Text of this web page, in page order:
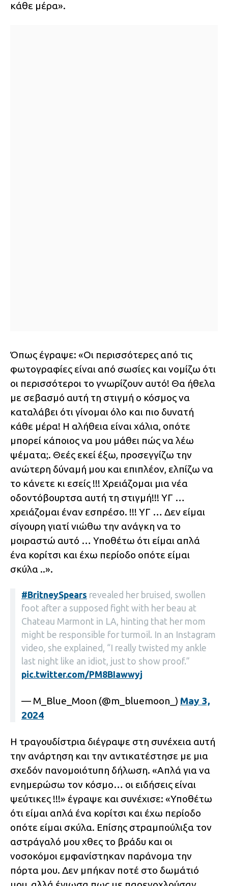
κάθε μέρα».
Όπως έγραψε: «Οι περισσότερες από τις
φωτογραφίες είναι από σωσίες και νομίζω ότι
οι περισσότεροι το γνωρίζουν αυτό! Θα ήθελα
με σεβασμό αυτή τη στιγμή ο κόσμος να
καταλάβει ότι γίνομαι όλο και πιο δυνατή
κάθε μέρα! Η αλήθεια είναι χάλια, οπότε
μπορεί κάποιος να μου μάθει πώς να λέω
ψέματα;. Θεές εκεί έξω, προσεγγίζω την
ανώτερη δύναμή μου και επιπλέον, ελπίζω να
το κάνετε κι εσείς !!! Χρειάζομαι μια νέα
οδοντόβουρτσα αυτή τη στιγμή!!! ΥΓ …
χρειάζομαι έναν εσπρέσο. !!! ΥΓ … Δεν είμαι
σίγουρη γιατί νιώθω την ανάγκη να το
μοιραστώ αυτό … Υποθέτω ότι είμαι απλά
ένα κορίτσι και έχω περίοδο οπότε είμαι
σκύλα ..».
#BritneySpears revealed her bruised, swollen
foot after a supposed fight with her beau at
Chateau Marmont in LA, hinting that her mom
might be responsible for turmoil. In an Instagram
video, she explained, “I really twisted my ankle
last night like an idiot, just to show proof.”
pic.twitter.com/PM8BIawwyj
— M_Blue_Moon (@m_bluemoon_) May 3,
2024
Η τραγουδίστρια διέγραψε στη συνέχεια αυτή
την ανάρτηση και την αντικατέστησε με μια
σχεδόν πανομοιότυπη δήλωση. «Απλά για να
ενημερώσω τον κόσμο… οι ειδήσεις είναι
ψεύτικες !!!» έγραψε και συνέχισε: «Υποθέτω
ότι είμαι απλά ένα κορίτσι και έχω περίοδο
οπότε είμαι σκύλα. Επίσης στραμπούλιξα τον
αστράγαλό μου χθες το βράδυ και οι
νοσοκόμοι εμφανίστηκαν παράνομα την
πόρτα μου. Δεν μπήκαν ποτέ στο δωμάτιό